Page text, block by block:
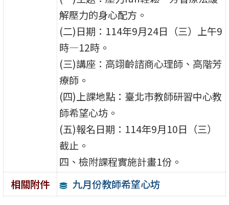
解壓力的身心配方。
(二)日期：114年9月24日（三）上午9
時—12時。
(三)講座：高翊齡諮商心理師、高階芳
療師。
(四)上課地點：臺北市教師研習中心教
師希望心坊。
(五)報名日期：114年9月10日（三）
截止。
四、檢附課程實施計畫1份。
相關附件
九月份教師希望心坊